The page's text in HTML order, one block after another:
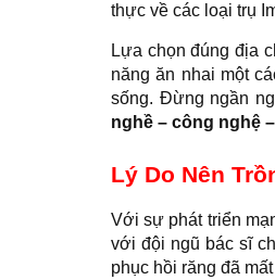
thực về các loại trụ
Lựa chọn đúng địa
năng ăn nhai một
sống. Đừng ngần
nghề – công nghệ
Lý Do Nên
Với sự phát triển
với đội ngũ bác sĩ
phục hồi răng đã